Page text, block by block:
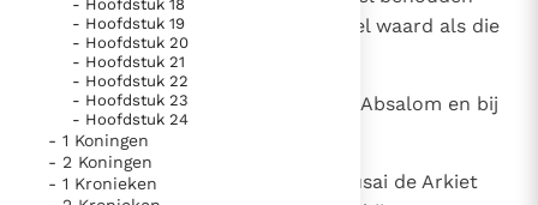
dwang
De mystiek. De mystieke verschijnselen en de
heiligheid
Berichten
Het Vaticaan publiceert een nieuwe Latijnse uitgave
van het Romeins martyrologium
Vaticaanse financiële waakhond verliest autonomie
Paus spreekt het Wereldvoedselprogramma toe
- Hoofdstuk 18
- Hoofdstuk 19
- Hoofdstuk 20
- Hoofdstuk 21
- Hoofdstuk 22
- Hoofdstuk 23
- Hoofdstuk 24
- 1 Koningen
- 2 Koningen
- 1 Kronieken
blijft. Het leger is u toch even veel waard als die
ene man die u zoekt.'
Dit voorstel vond instemming bij Absalom en bij
al de oudsten van Israël.
Toen zei Absalom: `Laat ook Chusai de Arkiet